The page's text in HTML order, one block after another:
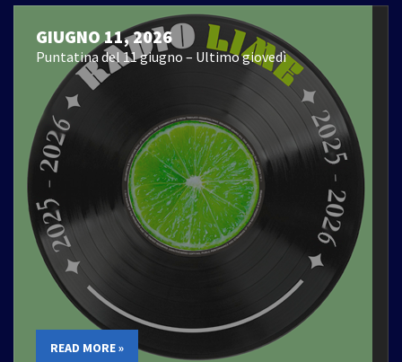
GIUGNO 11, 2026
Puntatina del 11 giugno – Ultimo giovedì
READ MORE »